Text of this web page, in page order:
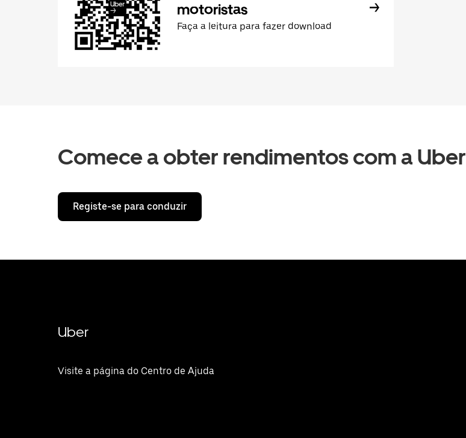
motoristas
Faça a leitura para fazer download
Comece a obter rendimentos com a Uber
Registe-se para conduzir
Uber
Visite a página do Centro de Ajuda